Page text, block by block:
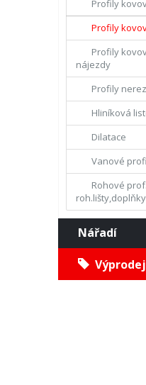
Profily
Profily
Profily
nájezdy
Profily
Hliníková
Dilatace
Vanové
Rohové
roh.lišty,doplňky
Nářadí
Výprodej